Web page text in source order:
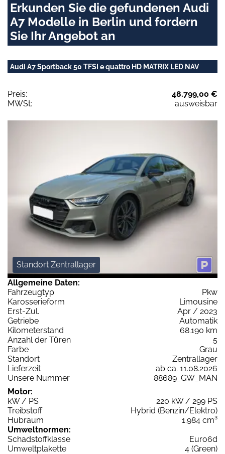
Erkunden Sie die gefundenen Audi
A7 Modelle in Berlin und fordern
Sie Ihr Angebot an
Audi A7 Sportback 50 TFSI e quattro HD MATRIX LED NAV
Preis:
48.799,00 €
MWSt:
ausweisbar
Standort Zentrallager
Allgemeine Daten:
Fahrzeugtyp
Pkw
Karosserieform
Limousine
Erst-Zul.
Apr / 2023
Getriebe
Automatik
Kilometerstand
68.190 km
Anzahl der Türen
5
Farbe
Grau
Standort
Zentrallager
Lieferzeit
ab ca. 11.08.2026
Unsere Nummer
88689_GW_MAN
Motor:
kW / PS
220 kW / 299 PS
Treibstoff
Hybrid (Benzin/Elektro)
Hubraum
1.984 cm³
Umweltnormen:
Schadstoffklasse
Euro6d
Umweltplakette
4 (Green)